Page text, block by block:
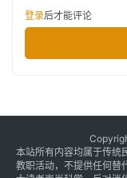
登录后才能评论
本站所有内容均属于传统
教职活动，不提供任何替